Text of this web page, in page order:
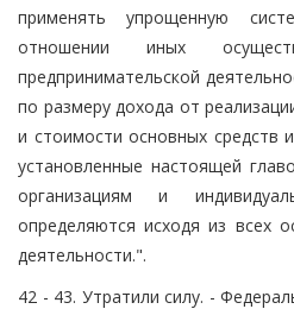
применять упрощенную
отношении иных
предпринимательской
по размеру дохода от
и стоимости основных средств
установленные настоящей
организациям и
определяются исходя из всех
деятельности.".
42 - 43. Утратили силу. -